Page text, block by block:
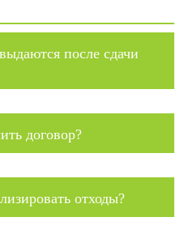
после сдачи
договор?
отходы?